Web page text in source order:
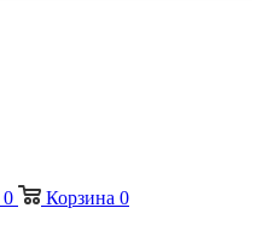
0 Корзина 0